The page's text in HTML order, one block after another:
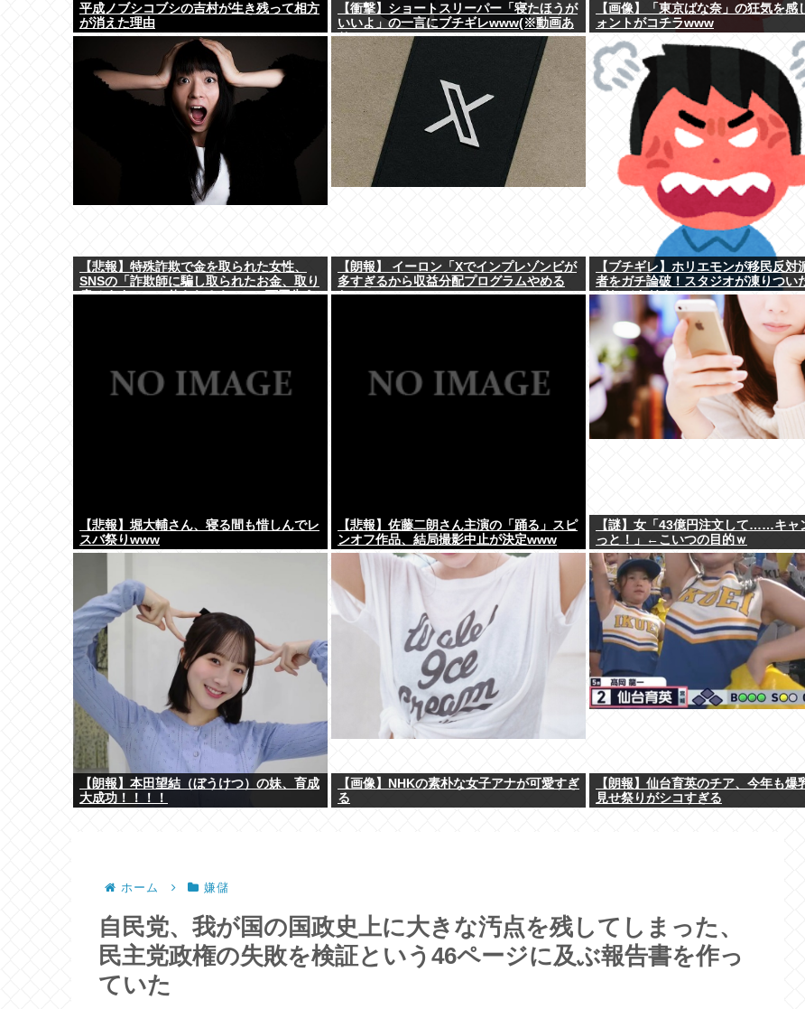
平成ノブシコブシの吉村が生き残って相方
が消えた理由
【衝撃】ショートスリーパー「寝たほうが
いいよ」の一言にブチギレwww(※動画あ
り)
【画像】「東京ばな奈」の狂気を感
ォントがコチラwww
【悲報】特殊詐欺で金を取られた女性、
SNSの「詐欺師に騙し取られたお金、取り
戻せます」」に釣られさらに240万円失う
【朗報】 イーロン「Xでインプレゾンビが
多すぎるから収益分配プログラムやめる
わ」
【ブチギレ】ホリエモンが移民反対
者をガチ論破！スタジオが凍りつい
がヤバすぎる…
【悲報】堀大輔さん、寝る間も惜しんでレ
スバ祭りwww
【悲報】佐藤二朗さん主演の「踊る」スピ
ンオフ作品、結局撮影中止が決定www
【謎】女「43億円注文して……キャ
っと！」←こいつの目的ｗ
【朗報】本田望結（ぼうけつ）の妹、育成
大成功！！！！
【画像】NHKの素朴な女子アナが可愛すぎ
る
【朗報】仙台育英のチア、今年も爆
見せ祭りがシコすぎる
ホーム 嫌儲
自民党、我が国の国政史上に大きな汚点を残してしまった、
民主党政権の失敗を検証という46ページに及ぶ報告書を作っ
ていた